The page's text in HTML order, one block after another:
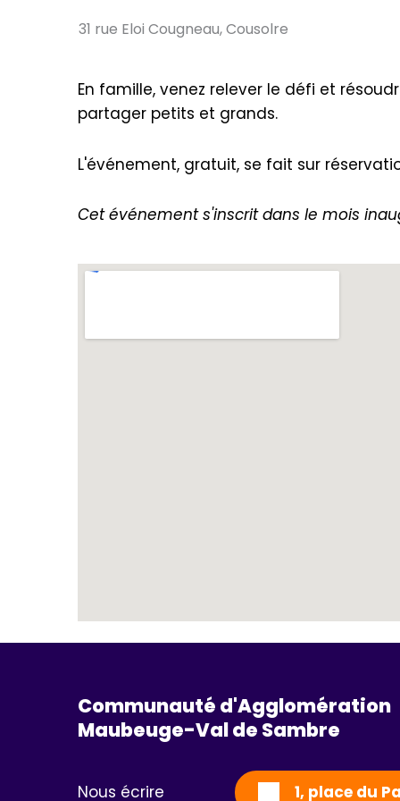
31 rue Eloi Cougneau, Cousolre
En famille, venez relever le défi et
partager petits et grands.
L'événement, gratuit, se fait sur
Cet événement s'inscrit dans le mois
Communauté d'Agglomération
Maubeuge-Val de Sambre
Nous écrire 1, place du